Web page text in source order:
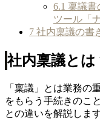
6.1 稟議書
ツール「
7 社内稟議の書
社内稟議とは
「稟議」とは業務の
をもらう手続きのこ
との違いを解説します